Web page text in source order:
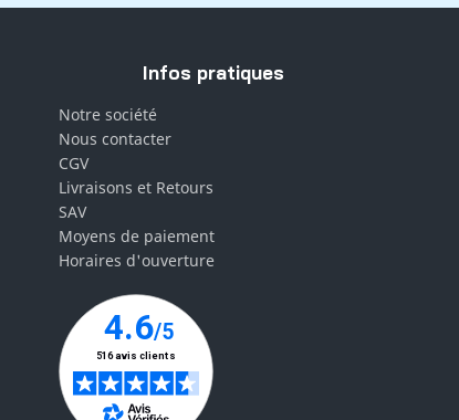
Infos pratiques
Notre société
Nous contacter
CGV
Livraisons et Retours
SAV
Moyens de paiement
Horaires d'ouverture